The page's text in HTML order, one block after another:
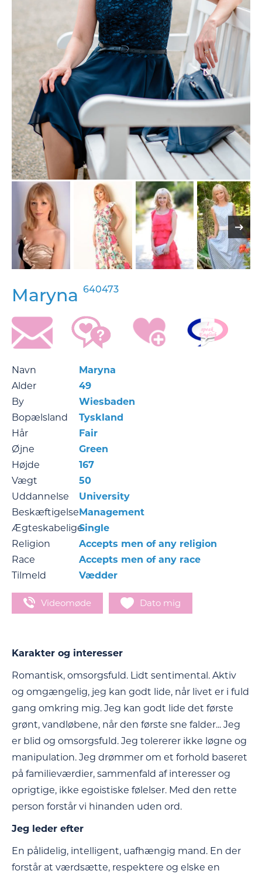
Maryna 640473
Navn
Maryna
Alder
49
By
Wiesbaden
Bopælsland
Tyskland
Hår
Fair
Øjne
Green
Højde
167
Vægt
50
Uddannelse
University
BeskæftigelseManagement
ÆgteskabeligeSingle
Religion
Accepts men of any religion
Race
Accepts men of any race
Tilmeld
Vædder
Videomøde Dato mig
Karakter og interesser
Romantisk, omsorgsfuld. Lidt sentimental. Aktiv
og omgængelig, jeg kan godt lide, når livet er i fuld
gang omkring mig. Jeg kan godt lide det første
grønt, vandløbene, når den første sne falder... Jeg
er blid og omsorgsfuld. Jeg tolererer ikke løgne og
manipulation. Jeg drømmer om et forhold baseret
på familieværdier, sammenfald af interesser og
oprigtige, ikke egoistiske følelser. Med den rette
person forstår vi hinanden uden ord.
Jeg leder efter
En pålidelig, intelligent, uafhængig mand. En der
forstår at værdsætte, respektere og elske en